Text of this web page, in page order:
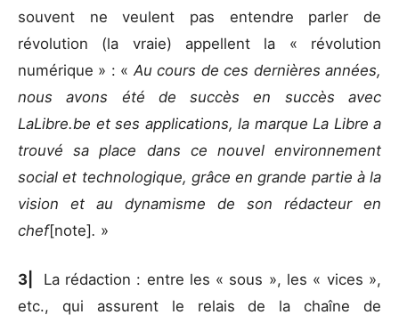
souvent ne veulent pas entendre parler de
révolution (la vraie) appellent la « révolution
numérique » : « Au cours de ces dernières années,
nous avons été de succès en succès avec
LaLibre.be et ses applications, la marque La Libre a
trouvé sa place dans ce nouvel environnement
social et technologique, grâce en grande partie à la
vision et au dynamisme de son rédacteur en
chef[note]. »
3|
La rédaction : entre les « sous », les « vices »,
etc., qui assurent le relais de la chaîne de